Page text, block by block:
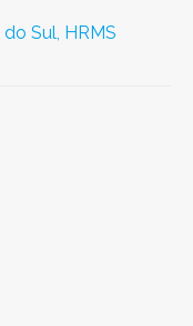
Sul, HRMS